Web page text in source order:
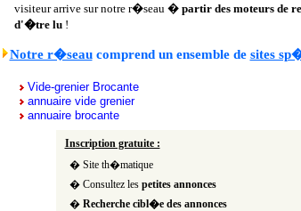
visiteur arrive sur notre r�seau � partir des moteurs de
d'�tre lu!
Notre r�seaucomprend un ensemble de sites
Vide-grenier Brocante
annuaire vide grenier
annuaire brocante
Inscription gratuite :
� Site th�matique
� Consultez les petites annonces
� Recherche cibl�e des annonces